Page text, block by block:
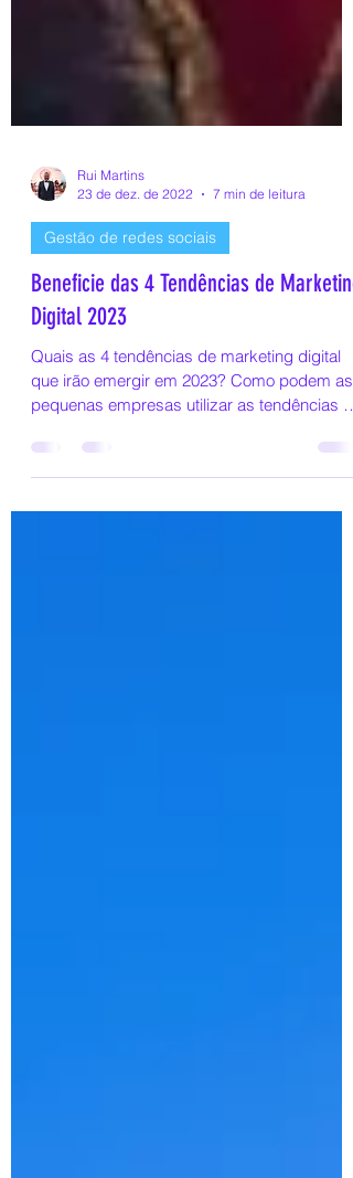
Rui Martins
23 de dez. de 2022
7 min de leitura
Gestão de redes sociais
Beneficie das 4 Tendências de Marketing
Digital 2023
Quais as 4 tendências de marketing digital
pequenas empresas utilizar as tendências de
marketing...